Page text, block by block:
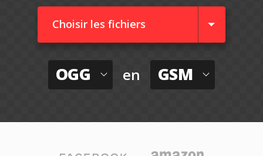
Choisir les fichiers
OGG en GSM